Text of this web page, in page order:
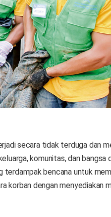
secara tidak terduga dan
komunitas, dan bangsa
terdampak bencana untuk
korban dengan menyediakan